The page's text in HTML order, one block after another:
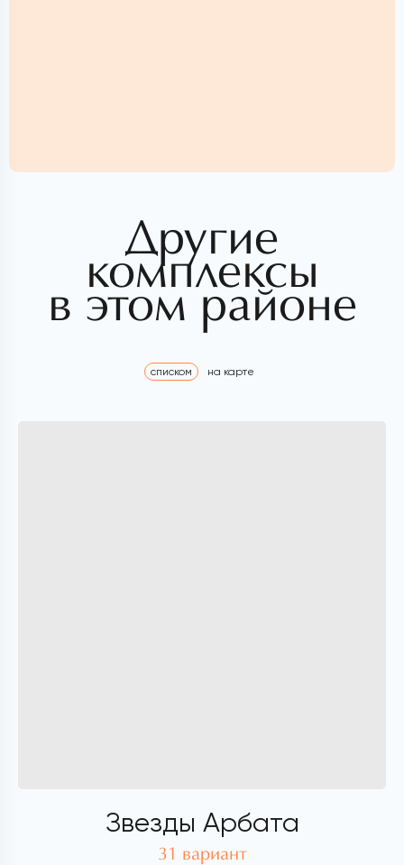
Другие
комплексы
в этом районе
списком на карте
Звезды Арбата
31 вариант